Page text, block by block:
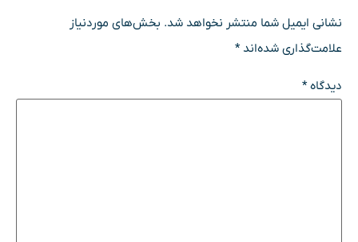
نشانی ایمیل شما منتشر نخواهد شد. بخش‌های موردنیاز
علامت‌گذاری شده‌اند*
دیدگاه*